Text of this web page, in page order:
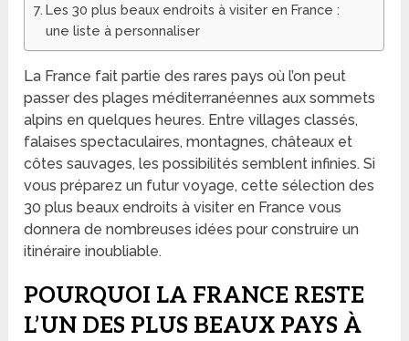
Les 30 plus beaux endroits à visiter en France :
une liste à personnaliser
La France fait partie des rares pays où l’on peut
passer des plages méditerranéennes aux sommets
alpins en quelques heures. Entre villages classés,
falaises spectaculaires, montagnes, châteaux et
côtes sauvages, les possibilités semblent infinies. Si
vous préparez un futur voyage, cette sélection des
30 plus beaux endroits à visiter en France vous
donnera de nombreuses idées pour construire un
itinéraire inoubliable.
POURQUOI LA FRANCE RESTE
L’UN DES PLUS BEAUX PAYS À